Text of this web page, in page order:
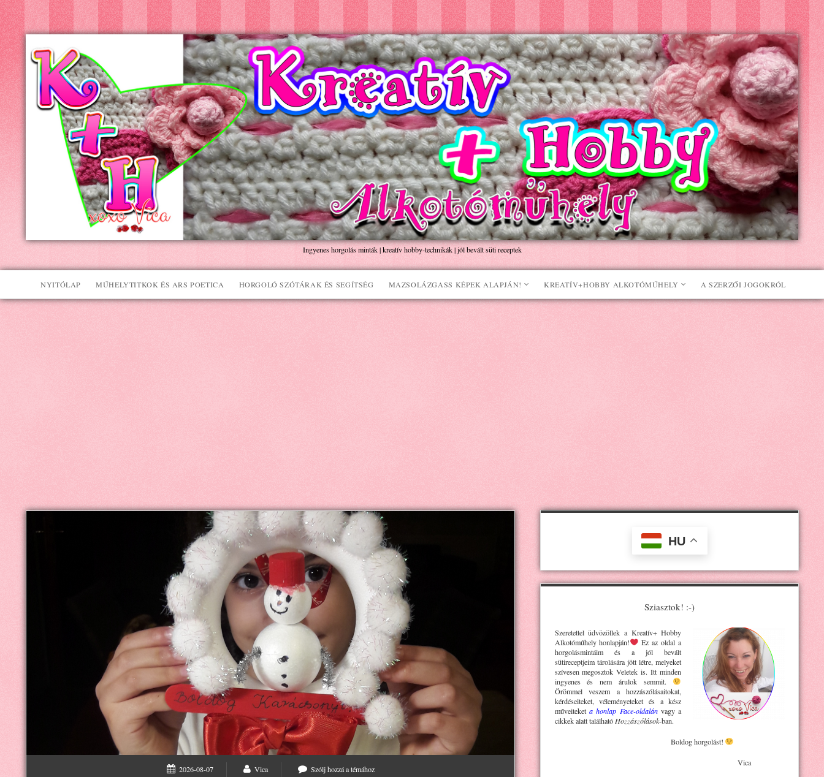
Kreatív+Hobby
Alkotóműhely
Ingyenes horgolás minták | kreatív hobby-technikák | jól bevált süti receptek
NYITÓLAP MŰHELYTITKOK ÉS ARS POETICA HORGOLÓ SZÓTÁRAK ÉS SEGÍTSÉG MAZSOLÁZGASS KÉPEK ALAPJÁN! KREATÍV+HOBBY ALKOTÓMŰHELY A SZERZŐI JOGOKRÓL
2026-08-07 Vica Szólj hozzá a témához
HU
Sziasztok! :-)
Szeretettel üdvözöllek a Kreatív+ Hobby
Alkotóműhelyhonlapján!
Ez az oldal a
horgolásmintáim és a jól bevált
sütireceptjeim tárolására jött létre, melyeket
szívesen megosztok Veletek is. Itt minden
ingyenes és nem árulok semmit.
Örömmel veszem a hozzászólásaitokat,
kérdéseiteket, véleményeteket és a kész
műveiteket a honlap Face-oldalánvagy a
cikkek alatt található Hozzászólások-ban.
Boldog horgolást!
Vica